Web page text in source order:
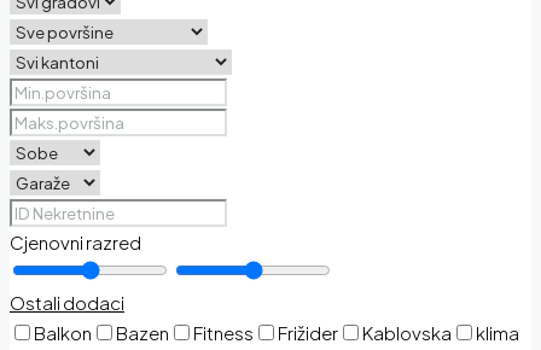
Cjenovni razred
Ostali dodaci
Balkon
Bazen Fitness Frižider Kablovska
klima